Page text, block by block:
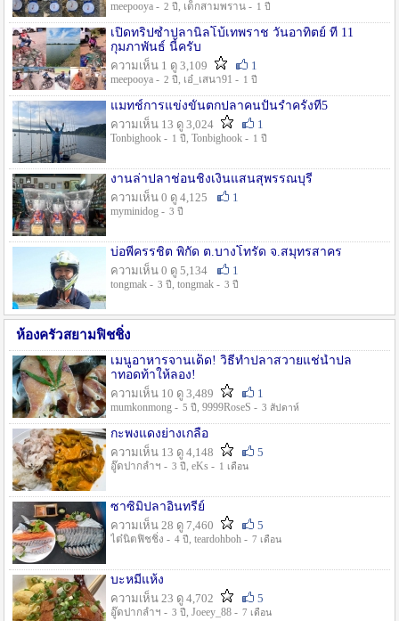
meepooya - 2 ปี , เด็กสามพราน - 1 ปี
เปิดทริปซ้ำปลานิลโบ้เทพราช วันอาทิตย์ ที่ 11
กุมภาพันธ์ นี้ครับ
ความเห็น 1 ดู 3,109
1
meepooya - 2 ปี , เอ๋_เสนา91 - 1 ปี
แมทช์การแข่งขั้นตกปลาคนปั้นรำครั้งที่5
ความเห็น 13 ดู 3,024
1
Tonbighook - 1 ปี , Tonbighook - 1 ปี
งานล่าปลาช่อนชิงเงินแสนสุพรรณบุรี
ความเห็น 0 ดู 4,125
1
myminidog - 3 ปี
บ่อพี่ครรชิต พิกัด ต.บางโทรัด จ.สมุทรสาคร
ความเห็น 0 ดู 5,134
1
tongmak - 3 ปี , tongmak - 3 ปี
ห้องครัวสยามฟิชชิ่ง
เมนูอาหารจานเด็ด! วิธีทำปลาสวายแช่น้ำปล
าทอดท้าให้ลอง!
ความเห็น 10 ดู 3,489
1
mumkonmong - 5 ปี , 9999RoseS - 3 สัปดาห์
กะพงแดงย่างเกลือ
ความเห็น 13 ดู 4,148
5
อู๊ดปากลำฯ - 3 ปี , eKs - 1 เดือน
ซาซิมิปลาอินทรีย์
ความเห็น 28 ดู 7,460
5
ไต๋นิตฟิชชิ่ง - 4 ปี , teardohboh - 7 เดือน
บะหมี่แห้ง
ความเห็น 23 ดู 4,702
5
อู๊ดปากลำฯ - 3 ปี , Joeey_88 - 7 เดือน